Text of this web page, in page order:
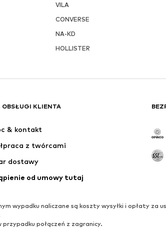
VILA
CONVERSE
NA-KD
HOLLISTER
OBSŁUGI KLIENTA
& kontakt
z twórcami
dostawy
od umowy tutaj
wypadku naliczane są koszty wysyłki i opłaty za
połączeń z zagranicy.